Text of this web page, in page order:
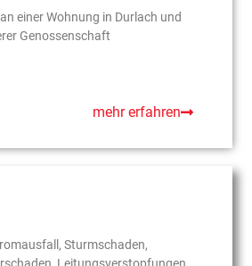
einer Wohnung in Durlach und
Genossenschaft
mehr erfahren
Sturmschaden,